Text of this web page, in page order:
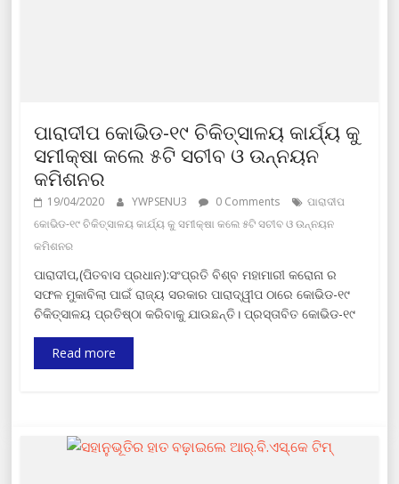
ପାରାଦୀପ କୋଭିଡ-୧୯ ଚିକିତ୍ସାଳୟ କାର୍ଯ୍ୟ କୁ
ସମୀକ୍ଷା କଲେ ୫ଟି ସଚୀବ ଓ ଉନ୍ନୟନ
କମିଶନର
19/04/2020 YWPSENU3 0 Comments
ପାରାଦୀପ
କୋଭିଡ-୧୯ ଚିକିତ୍ସାଳୟ କାର୍ଯ୍ୟ କୁ ସମୀକ୍ଷା କଲେ ୫ଟି ସଚୀବ ଓ ଉନ୍ନୟନ
କମିଶନର
ପାରାଦୀପ,(ପିତବାସ ପ୍ରଧାନ):ସଂପ୍ରତି ବିଶ୍ବ ମହାମାରୀ କରୋନା ର
ସଫଳ ମୁକାବିଲା ପାଇଁ ରାଜ୍ୟ ସରକାର ପାରାଦ୍ୱୀପ ଠାରେ କୋଭିଡ-୧୯
ଚିକିତ୍ସାଳୟ ପ୍ରତିଷ୍ଠା କରିବାକୁ ଯାଉଛନ୍ତି। ପ୍ରସ୍ତାବିତ କୋଭିଡ-୧୯
Read more